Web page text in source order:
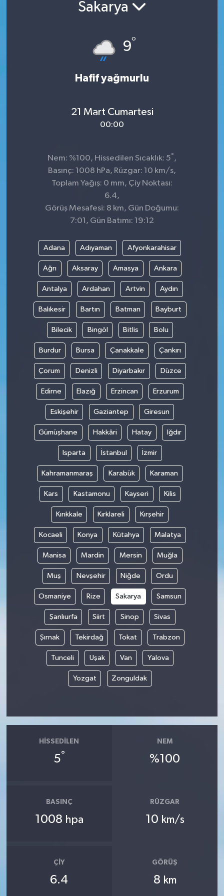
Sakarya
9°
Hafif yağmurlu
21 Mart Cumartesi
00:00
Nem: %100, Hissedilen Sıcaklık: 5° ,
Basınç: 1008 hPa, Rüzgar: 10 km/s,
Toplam Yağış: 0 mm, Çiy Noktası:
6.4,
Görüş Mesafesi: 8 km, Gün Doğumu:
7:01, Gün Batımı: 19:12
Adana Adıyaman Afyonkarahisar
Ağrı Aksaray Amasya Ankara
Antalya Ardahan Artvin Aydın
Balıkesir Bartın Batman Bayburt
Bilecik Bingöl Bitlis Bolu
Burdur Bursa Çanakkale Çankırı
Çorum Denizli Diyarbakır Düzce
Edirne Elazığ Erzincan Erzurum
Eskişehir Gaziantep Giresun
Gümüşhane Hakkâri Hatay Iğdır
Isparta İstanbul İzmir
Kahramanmaraş Karabük Karaman
Kars Kastamonu Kayseri Kilis
Kırıkkale Kırklareli Kırşehir
Kocaeli Konya Kütahya Malatya
Manisa Mardin Mersin Muğla
Muş Nevşehir Niğde Ordu
Osmaniye Rize Sakarya Samsun
Şanlıurfa Siirt Sinop Sivas
Şırnak Tekirdağ Tokat Trabzon
Tunceli Uşak Van Yalova
Yozgat Zonguldak
HISSEDILEN
5°
NEM
%100
BASINÇ
1008 hpa
RÜZGAR
10 km/s
ÇIY
6.4
GÖRÜŞ
8 km